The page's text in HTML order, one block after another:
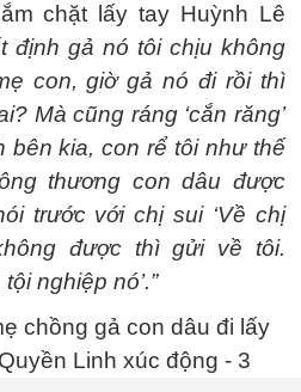
chặt lấy tay Huỳnh Lê
định gả nó tôi chịu không
con, giờ gả nó đi rồi thì
Mà cũng ráng ‘cắn răng’
bên kia, con rể tôi như thế
thương con dâu được
trước với chị sui ‘Về chị
được thì gửi về tôi.
nghiệp nó’.”